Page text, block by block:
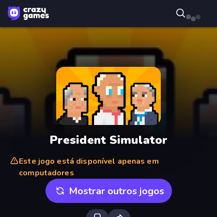
President Simulator
Este jogo está disponível apenas em
computadores
Mostrar outros jogos